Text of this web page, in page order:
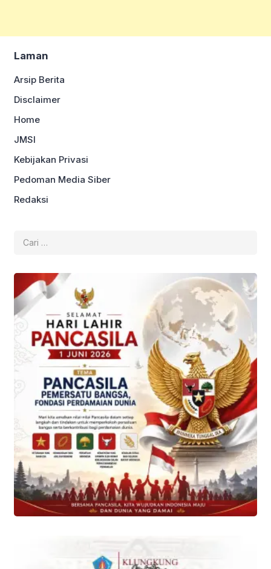
Laman
Arsip Berita
Disclaimer
Home
JMSI
Kebijakan Privasi
Pedoman Media Siber
Redaksi
untuk: